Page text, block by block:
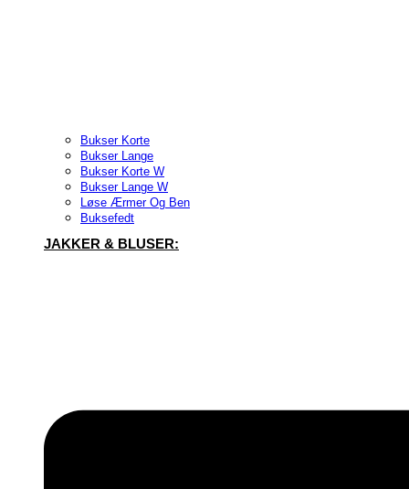
Bukser Korte
Bukser Lange
Bukser Korte W
Bukser Lange W
Løse Ærmer Og Ben
Buksefedt
JAKKER & BLUSER: